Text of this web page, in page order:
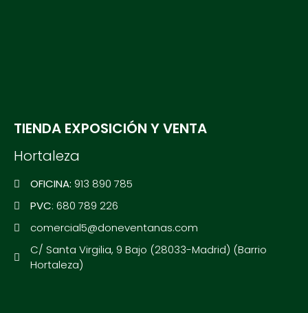
TIENDA EXPOSICIÓN Y VENTA
Hortaleza
OFICINA: 913 890 785
PVC: 680 789 226
comercial5@doneventanas.com
C/ Santa Virgilia, 9 Bajo (28033-Madrid) (Barrio
Hortaleza)